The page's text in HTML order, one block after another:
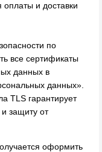
и доставки
по
все сертификаты
данных в
данных».
TLS гарантирует
защиту от
оформить